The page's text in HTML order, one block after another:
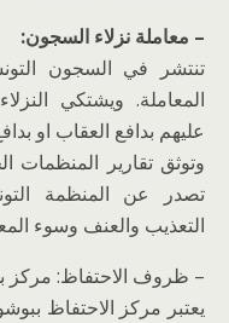
– معاملة نزلاء السجون:
تنتشر في السجون
المعاملة. ويشتكي
عليهم بدافع العقاب او
وتوثق تقارير المنظمات
تصدر عن المنظمة
التعذيب والعنف وسوء
– ظروف الاحتفاظ:
يعتبر مركز الاحتفاظ